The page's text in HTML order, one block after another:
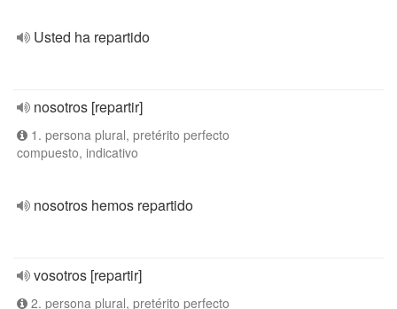
Usted ha repartido
nosotros [repartir]
1. persona plural, pretérito perfecto
compuesto, indicativo
nosotros hemos repartido
vosotros [repartir]
2. persona plural, pretérito perfecto